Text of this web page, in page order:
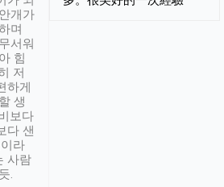
개가
며
서워
힘
저
하게
생
보다
다 샌
라
사람
.